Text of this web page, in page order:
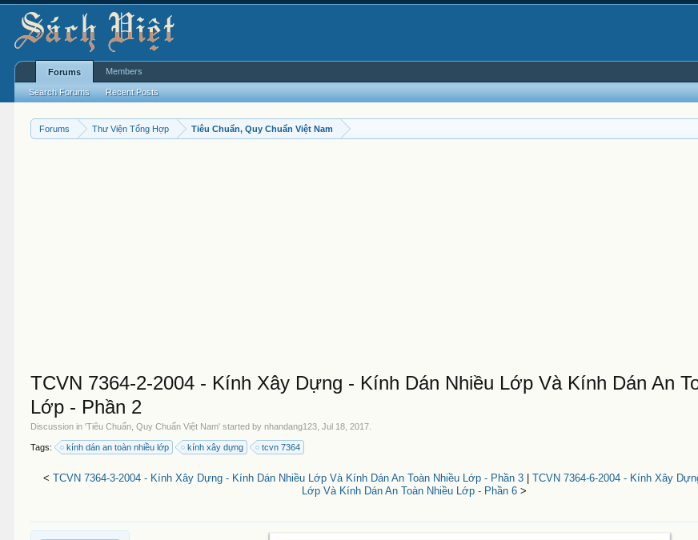
Forums Thư Viện Tổng Hợp Tiêu Chuẩn, Quy Chuẩn Việt Nam
TCVN 7364-2-2004 - Kính Xây Dựng - Kính Dán Nhiều Lớp Và Kính Dán An
Lớp - Phần 2
Discussion in 'Tiêu Chuẩn, Quy Chuẩn Việt Nam' started bynhandang123 ,Jul 18, 2017
Tags: kính dán an toàn nhiều lớp kính xây dựng tcvn 7364
< TCVN 7364-3-2004 - Kính Xây Dựng - Kính Dán Nhiều Lớp Và Kính Dán An Toàn Nhiều Lớp - Phần 3
TCVN 7364-6-2004 - Kính Xây
Lớp Và Kính Dán An Toàn Nhiều Lớp - Phần 6>
Forums
Search Forums Recent Posts
Members